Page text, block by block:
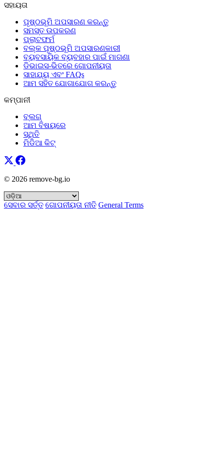
ସହାୟତା
ପୃଷ୍ଠଭୂମି ଅପସାରଣ କରନ୍ତୁ
ସମସ୍ତ ଉପକରଣ
ପ୍ଲାଟଫର୍ମ
ବଲ୍କ ପୃଷ୍ଠଭୂମି ଅପସାରଣକାରୀ
ବ୍ୟବସାୟିକ ବ୍ୟବହାର ପାଇଁ ମାଗଣା
ଡିଭାଇସ-ଭିତରେ ଗୋପନୀୟତା
ସାହାଯ୍ୟ ଏବଂ FAQs
ଆମ ସହିତ ଯୋଗାଯୋଗ କରନ୍ତୁ
କମ୍ପାନୀ
ବ୍ଲଗ୍
ଆମ ବିଷୟରେ
ସ୍ଥିତି
ମିଡିଆ କିଟ୍
© 2026 remove-bg.io
ସେବାର ସର୍ତ୍ତ ଗୋପନୀୟତା ନୀତି General Terms